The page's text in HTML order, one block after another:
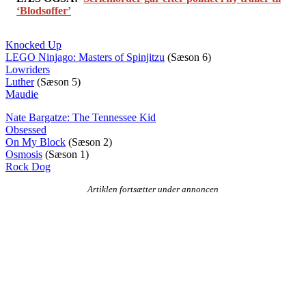
‘Blodsoffer’
Knocked Up
LEGO Ninjago: Masters of Spinjitzu (Sæson 6)
Lowriders
Luther(Sæson 5)
Maudie
Nate Bargatze: The Tennessee Kid
Obsessed
On My Block (Sæson 2)
Osmosis (Sæson 1)
Rock Dog
Artiklen fortsætter under annoncen